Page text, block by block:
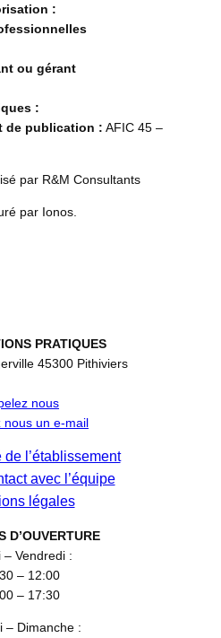
:
ou gérant
:
de publication : AFIC 45 –
par R&M Consultants
par Ionos.
PRATIQUES
45300 Pithiviers
nous
nous un e-mail
l’établissement
avec l’équipe
légales
D’OUVERTURE
– Vendredi :
– 12:00
– 17:30
– Dimanche :